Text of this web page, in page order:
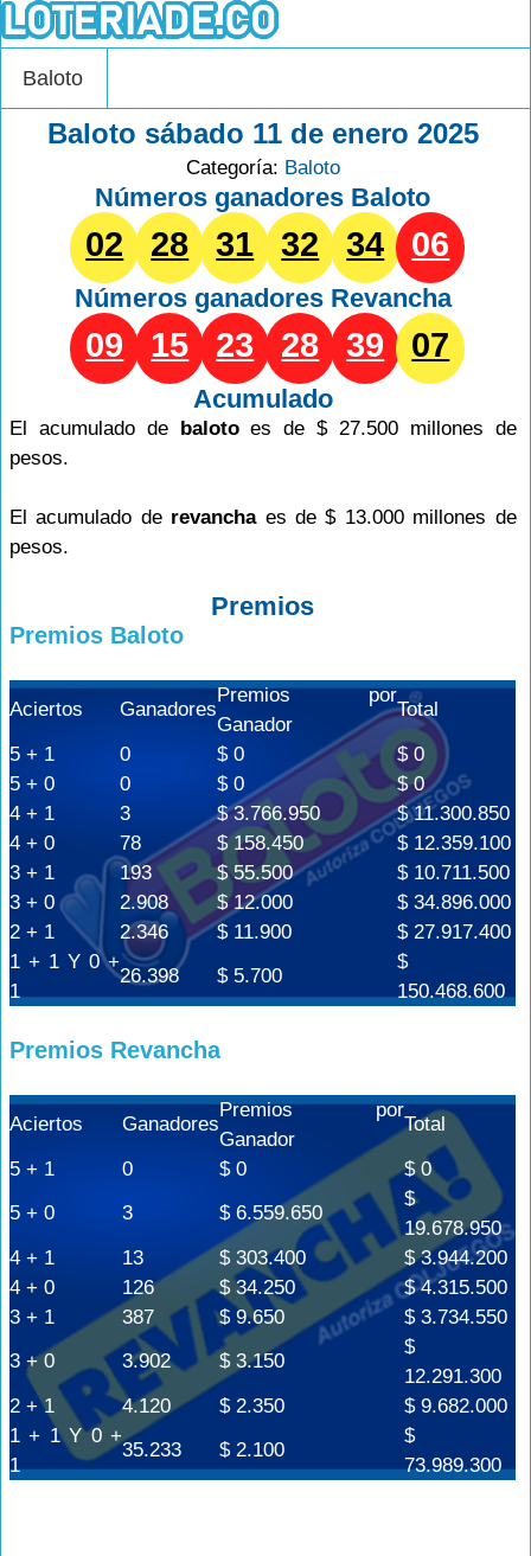
Baloto
Baloto sábado 11 de enero 2025
Categoría: Baloto
Números ganadores Baloto
02 28 31 32 34 06
Números ganadores Revancha
09 15 23 28 39 07
Acumulado
El acumulado de balotoes de $ 27.500 millones de
pesos.
El acumulado de revanchaes de $ 13.000 millones de
pesos.
Premios
Premios Baloto
Aciertos Ganadores
Premios por
Ganador
Total
5 + 1
0 $ 0
$ 0
5 + 0
0 $ 0
$ 0
4 + 1
3 $ 3.766.950
$ 11.300.850
4 + 0
78 $ 158.450
$ 12.359.100
3 + 1
193 $ 55.500
$ 10.711.500
3 + 0
2.908 $ 12.000
$ 34.896.000
2 + 1
2.346 $ 11.900
$ 27.917.400
1 + 1 Y 0 +
1
26.398 $ 5.700
$
150.468.600
Premios Revancha
Aciertos Ganadores
Premios por
Ganador
Total
5 + 1
0 $ 0
$ 0
5 + 0
3 $ 6.559.650
$
19.678.950
4 + 1
13 $ 303.400
$ 3.944.200
4 + 0
126 $ 34.250
$ 4.315.500
3 + 1
387 $ 9.650
$ 3.734.550
3 + 0
3.902 $ 3.150
$
12.291.300
2 + 1
4.120 $ 2.350
$ 9.682.000
1 + 1 Y 0 +
1
35.233 $ 2.100
$
73.989.300